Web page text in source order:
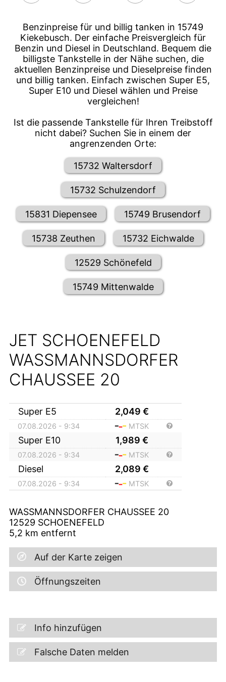
Benzinpreise für und billig tanken in 15749
Kiekebusch. Der einfache Preisvergleich für
Benzin und Diesel in Deutschland. Bequem die
billigste Tankstelle in der Nähe suchen, die
aktuellen Benzinpreise und Dieselpreise finden
und billig tanken. Einfach zwischen Super E5,
Super E10 und Diesel wählen und Preise
vergleichen!
Ist die passende Tankstelle für Ihren Treibstoff
nicht dabei? Suchen Sie in einem der
angrenzenden Orte:
15732 Waltersdorf
15732 Schulzendorf
15831 Diepensee 15749 Brusendorf
15738 Zeuthen 15732 Eichwalde
12529 Schönefeld
15749 Mittenwalde
JET SCHOENEFELD
WASSMANNSDORFER
CHAUSSEE 20
Super E5 2,049 €
07.08.2026 - 9:34 MTSK
Super E10 1,989 €
07.08.2026 - 9:34 MTSK
Diesel 2,089 €
07.08.2026 - 9:34 MTSK
WASSMANNSDORFER CHAUSSEE 20
12529 SCHOENEFELD
5,2 km entfernt
Auf der Karte zeigen
Öffnungszeiten
Info hinzufügen
Falsche Daten melden